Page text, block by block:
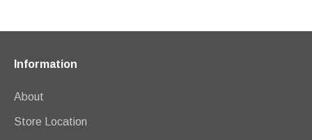
Information
About
Store Location